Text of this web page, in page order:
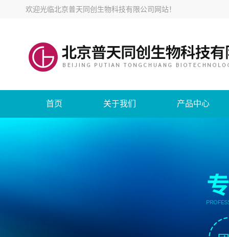
欢迎光临北京普天同创生物科技有限公司网站！
首页 关于我们 产品中心